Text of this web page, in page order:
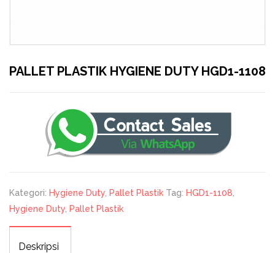
PALLET PLASTIK HYGIENE DUTY HGD1-1108
Kategori: Hygiene Duty Pallet Plastik Tag: HGD1-1108
Hygiene Duty Pallet Plastik
Deskripsi